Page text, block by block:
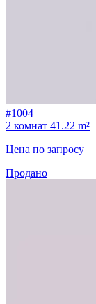
#1004
2 комнат 41.22 m²
Цена по запросу
Продано